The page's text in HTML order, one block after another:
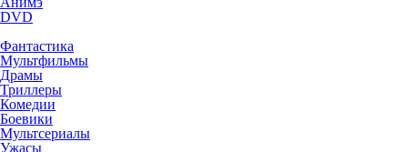
DVD
Фантастика
Мультфильмы
Драмы
Триллеры
Комедии
Боевики
Мультсериалы
Ужасы